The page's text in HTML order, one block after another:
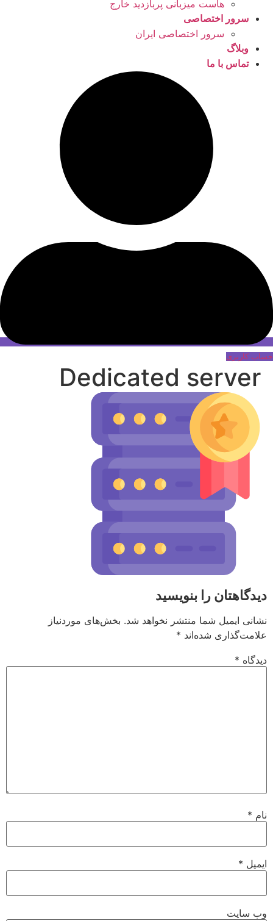
هاست میزبانی پربازدید خارج
سرور اختصاصی
سرور اختصاصی ایران
وبلاگ
تماس با ما
حساب کاربری
Dedicated server
دیدگاهتان را بنویسید
نشانی ایمیل شما منتشر نخواهد شد. بخش‌های موردنیاز
علامت‌گذاری شده‌اند *
دیدگاه *
نام *
ایمیل *
وب‌ سایت